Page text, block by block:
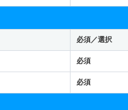
必須／選択
必須
必須